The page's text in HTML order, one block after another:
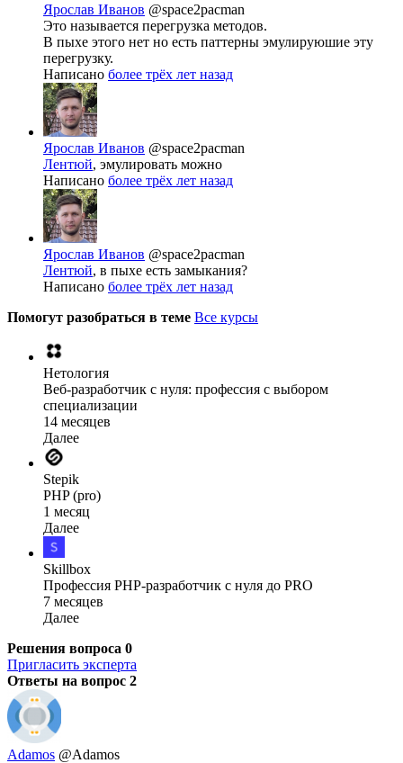
Ярослав Иванов @space2pacman
Это называется перегрузка методов.
В пыхе этого нет но есть паттерны эмулируюшие эту
перегрузку.
Написано более трёх лет назад
Ярослав Иванов @space2pacman
Лентюй, эмулировать можно
Написано более трёх лет назад
Ярослав Иванов @space2pacman
Лентюй, в пыхе есть замыкания?
Написано более трёх лет назад
Помогут разобраться в теме Все курсы
Нетология
Веб-разработчик с нуля: профессия с выбором
специализации
14 месяцев
Далее
Stepik
PHP (pro)
1 месяц
Далее
Skillbox
Профессия PHP-разработчик с нуля до PRO
7 месяцев
Далее
Решения вопроса 0
Пригласить эксперта
Ответы на вопрос 2
Adamos @Adamos